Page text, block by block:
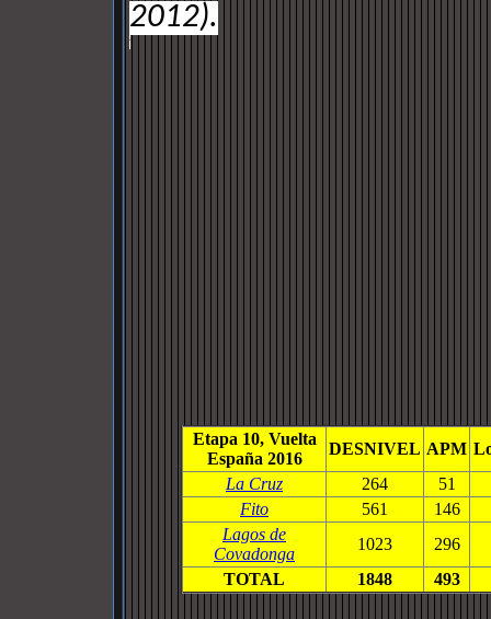
2012).
Etapa 10, Vuelta
España 2016
DESNIVEL APM
La Cruz
264
51
Fito
561
146
Lagos de
Covadonga
1023
296
TOTAL
1848 493